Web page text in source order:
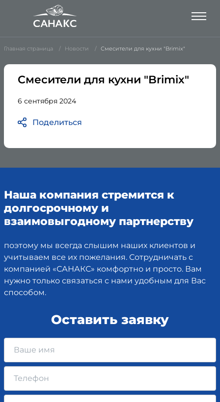
Главная страница Новости Смесители для кухни "Brimix"
Смесители для кухни "Brimix"
6 сентября 2024
Поделиться
Наша компания стремится к
долгосрочному и
взаимовыгодному партнерству
поэтому мы всегда слышим наших клиентов и
учитываем все их пожелания. Сотрудничать с
компанией «САНАКС» комфортно и просто. Вам
нужно только связаться с нами удобным для Вас
способом.
Оставить заявку